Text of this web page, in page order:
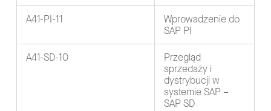
A41-PI-11
Wprowadzenie do
SAP PI
A41-SD-10
Przegląd
sprzedaży i
dystrybucji w
systemie SAP –
SAP SD